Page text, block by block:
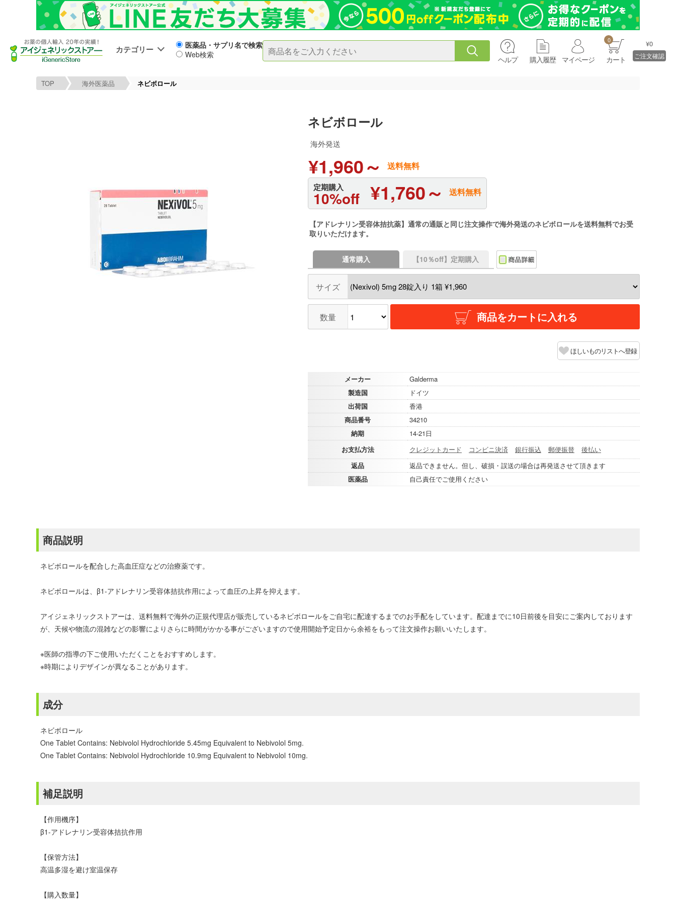
カテゴリー
医薬品・サプリ名で検索
Web検索
ヘルプ 購入履歴 マイページ
0
カート
¥0
ご注文確認
TOP 海外医薬品 ネビボロール
ネビボロール
海外発送
¥1,960～ 送料無料
定期購入
10%off ¥1,760～ 送料無料
【アドレナリン受容体拮抗薬】通常の通販と同じ注文操作で海外発送のネビボロールを送料無料でお受
取りいただけます。
通常購入 【10％off】定期購入
サイズ
数量 商品をカートに入れる
ほしいものリストへ登録
メーカー
Galderma
製造国
ドイツ
出荷国
香港
商品番号
34210
納期
14-21日
お支払方法
クレジットカード コンビニ決済 銀行振込 郵便振替
後払い
返品
返品できません。但し、破損・誤送の場合は再発送させて頂きます
医薬品
自己責任でご使用ください
商品説明
ネビボロールを配合した高血圧症などの治療薬です。
ネビボロールは、β1-アドレナリン受容体拮抗作用によって血圧の上昇を抑えます。
アイジェネリックストアーは、送料無料で海外の正規代理店が販売しているネビボロールをご自宅に配達するまでのお手配をしています。配達までに10日前後を目安にご案内しております
が、天候や物流の混雑などの影響によりさらに時間がかかる事がございますので使用開始予定日から余裕をもって注文操作お願いいたします。
※医師の指導の下ご使用いただくことをおすすめします。
※時期によりデザインが異なることがあります。
成分
ネビボロール
One Tablet Contains: Nebivolol Hydrochloride 5.45mg Equivalent to Nebivolol 5mg.
One Tablet Contains: Nebivolol Hydrochloride 10.9mg Equivalent to Nebivolol 10mg.
補足説明
【作用機序】
β1-アドレナリン受容体拮抗作用
【保管方法】
高温多湿を避け室温保存
【購入数量】